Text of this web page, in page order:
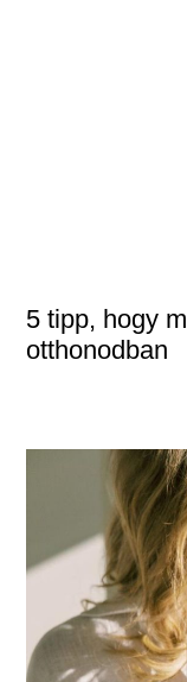
5 tipp, hogy
otthonodban